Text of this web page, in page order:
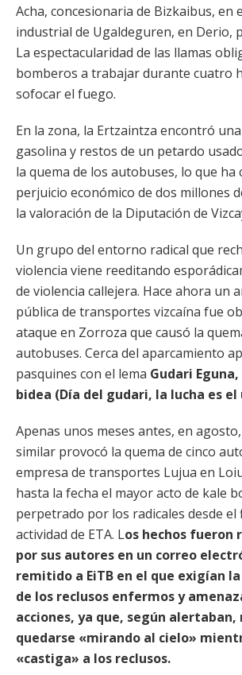
Acha, concesionaria de Bizkaibus, en
industrial de Ugaldeguren, en Derio,
La espectacularidad de las llamas
bomberos a trabajar durante cuatro
sofocar el fuego.
En la zona, la Ertzaintza encontró
gasolina y restos de un petardo
la quema de los autobuses, lo que ha
perjuicio económico de dos millones
la valoración de la Diputación de
Un grupo del entorno radical que
violencia viene reeditando
de violencia callejera. Hace ahora un
pública de transportes vizcaína fue
ataque en Zorroza que causó la
autobuses. Cerca del aparcamiento
pasquines con el lema Gudari
bidea (Día del gudari, la lucha es el
Apenas unos meses antes, en
similar provocó la quema de cinco
empresa de transportes Lujua en
hasta la fecha el mayor acto de kale
perpetrado por los radicales desde el
actividad de ETA. Los hechos fueron
por sus autores en un correo
remitido a EiTB en el que exigían
de los reclusos enfermos y
acciones, ya que, según alertaban,
quedarse «mirando al cielo»
«castiga» a los reclusos.